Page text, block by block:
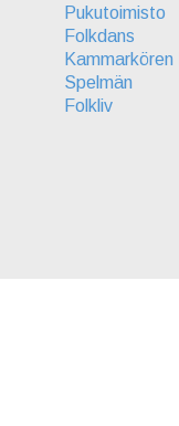
Pukutoimisto
Folkdans
Kammarkören
Spelmän
Folkliv